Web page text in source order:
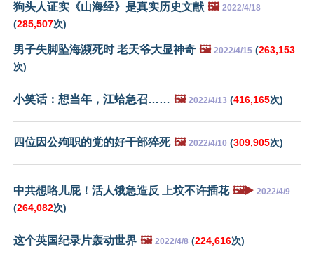
狗头人证实《山海经》是真实历史文献 🖼️ 2022/4/18
(285,507次)
男子失脚坠海濒死时 老天爷大显神奇 🖼️ 2022/4/15 (263,153
次)
小笑话：想当年，江蛤急召…… 🖼️ 2022/4/13 (416,165次)
四位因公殉职的党的好干部猝死 🖼️ 2022/4/10 (309,905次)
中共想咯儿屁！活人饿急造反 上坟不许插花 🖼️▶️ 2022/4/9
(264,082次)
这个英国纪录片轰动世界 🖼️ 2022/4/8 (224,616次)